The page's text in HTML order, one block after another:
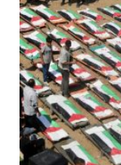
o
o
k